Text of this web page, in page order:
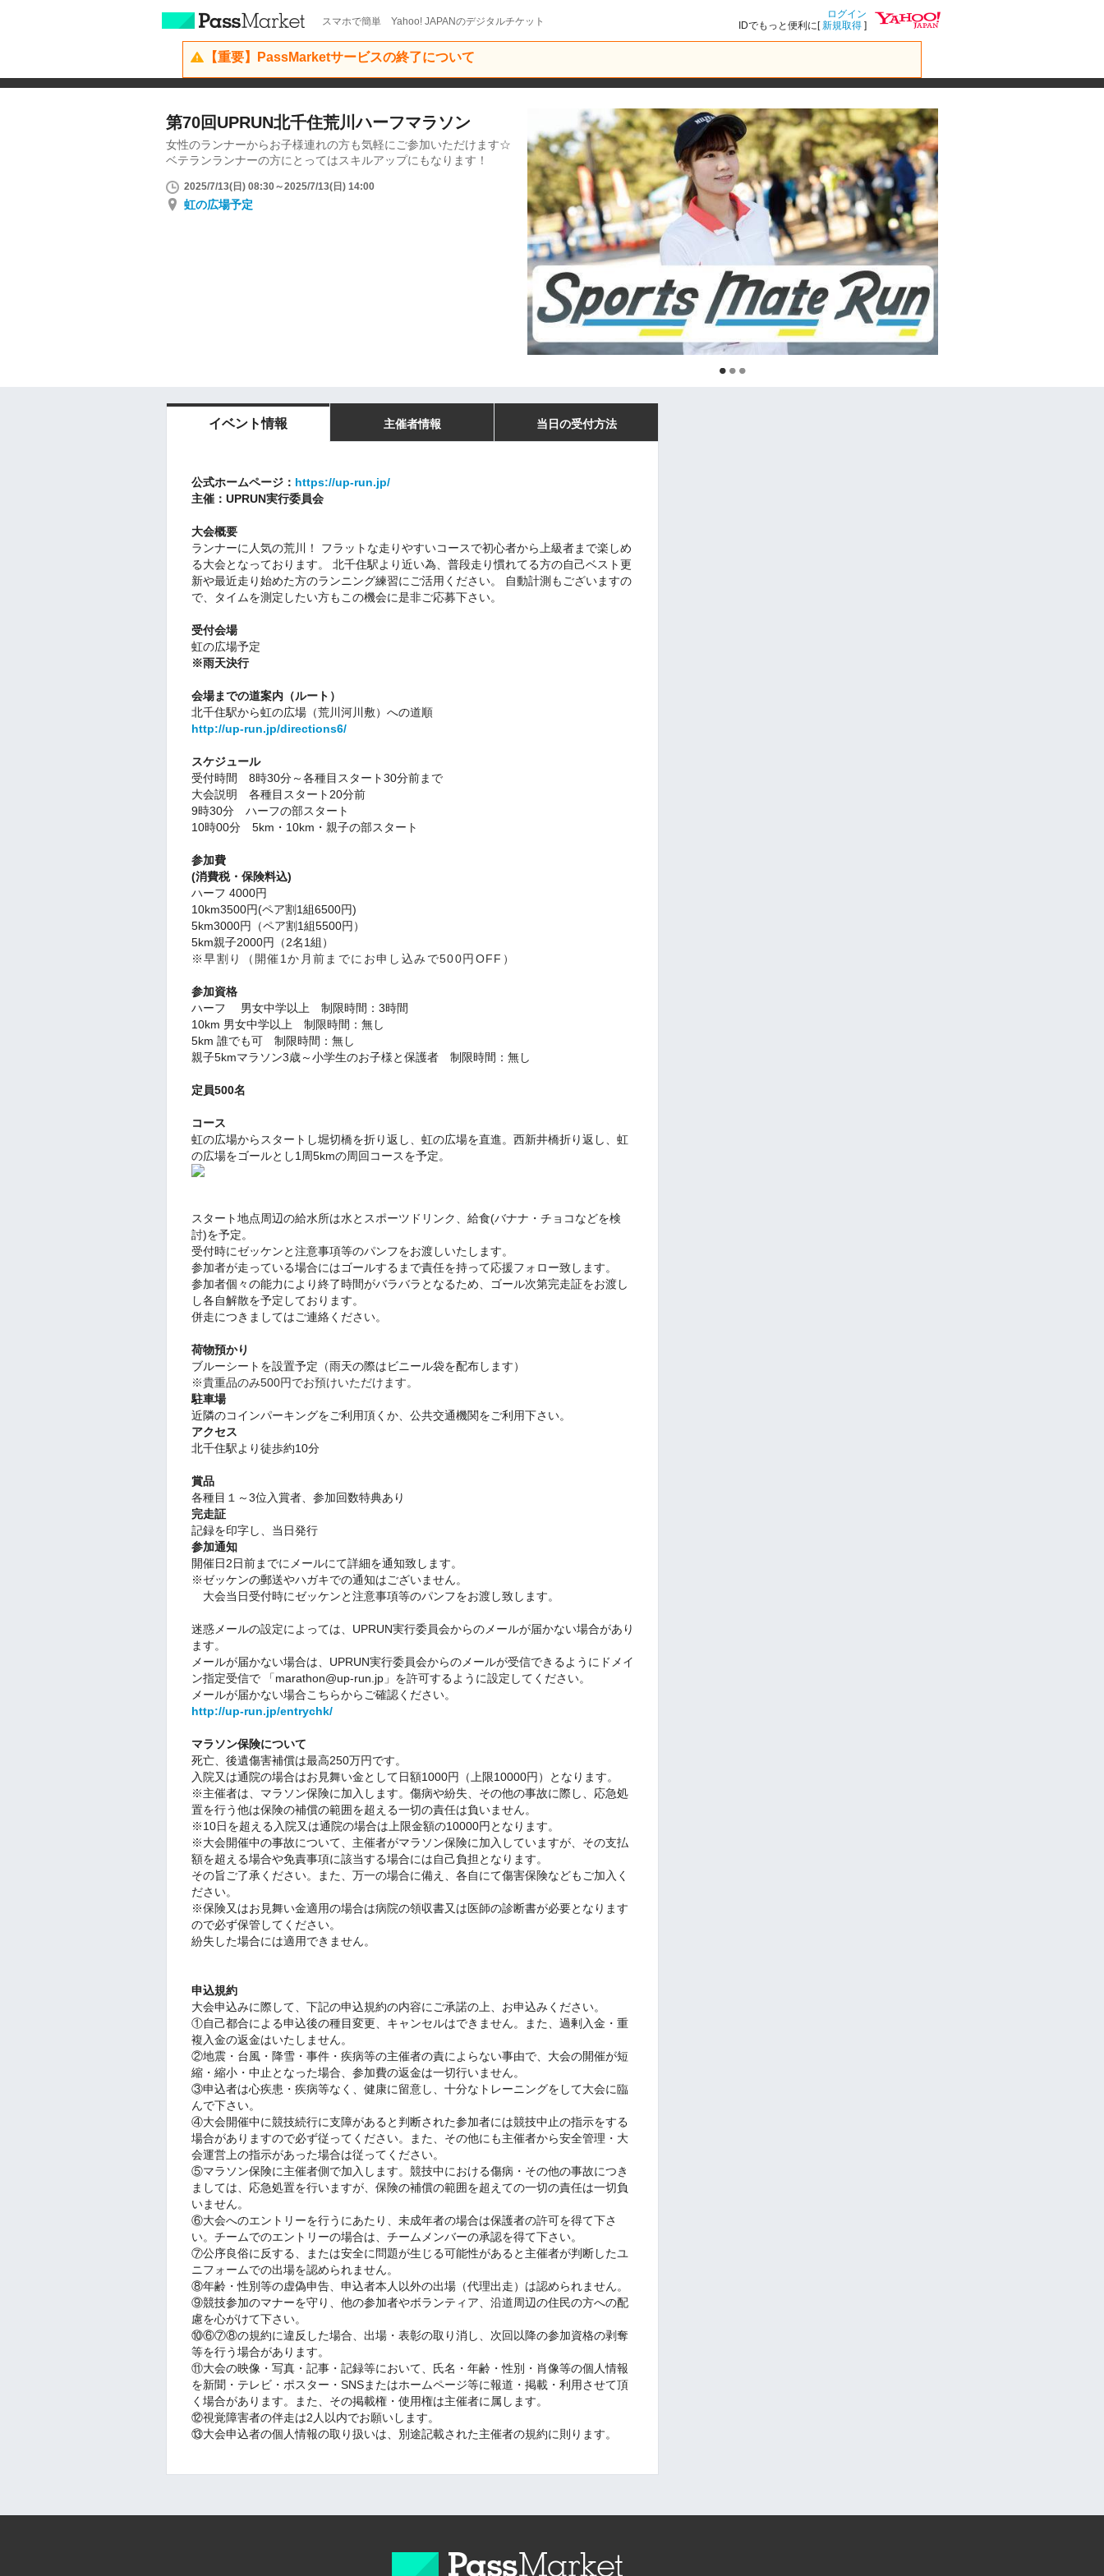
スマホで簡単 Yahoo! JAPANのデジタルチケット
ログイン
IDでもっと便利に[新規取得 ]
【重要】PassMarketサービスの終了について
第70回UPRUN北千住荒川ハーフマラソン
女性のランナーからお子様連れの方も気軽にご参加いただけます☆
ベテランランナーの方にとってはスキルアップにもなります！
2025/7/13(日) 08:30～2025/7/13(日) 14:00
虹の広場予定
イベント情報 主催者情報 当日の受付方法
公式ホームページ： https://up-run.jp/
主催：UPRUN実行委員会
大会概要
ランナーに人気の荒川！ フラットな走りやすいコースで初心者から上級者まで楽しめ
る大会となっております。 北千住駅より近い為、普段走り慣れてる方の自己ベスト更
新や最近走り始めた方のランニング練習にご活用ください。 自動計測もございますの
で、タイムを測定したい方もこの機会に是非ご応募下さい。
受付会場
虹の広場予定
※雨天決行
会場までの道案内（ルート）
北千住駅から虹の広場（荒川河川敷）への道順
http://up-run.jp/directions6/
スケジュール
受付時間 8時30分～各種目スタート30分前まで
大会説明 各種目スタート20分前
9時30分 ハーフの部スタート
10時00分 5km・10km・親子の部スタート
参加費
(消費税・保険料込)
ハーフ 4000円
10km3500円(ペア割1組6500円)
5km3000円（ペア割1組5500円）
5km親子2000円（2名1組）
※早割り（開催1か月前までにお申し込みで500円OFF）
参加資格
ハーフ 男女中学以上 制限時間：3時間
10km 男女中学以上 制限時間：無し
5km 誰でも可 制限時間：無し
親子5kmマラソン3歳～小学生のお子様と保護者 制限時間：無し
定員500名
コース
虹の広場からスタートし堀切橋を折り返し、虹の広場を直進。西新井橋折り返し、虹
の広場をゴールとし1周5kmの周回コースを予定。
スタート地点周辺の給水所は水とスポーツドリンク、給食(バナナ・チョコなどを検
討)を予定。
受付時にゼッケンと注意事項等のパンフをお渡しいたします。
参加者が走っている場合にはゴールするまで責任を持って応援フォロー致します。
参加者個々の能力により終了時間がバラバラとなるため、ゴール次第完走証をお渡し
し各自解散を予定しております。
併走につきましてはご連絡ください。
荷物預かり
ブルーシートを設置予定（雨天の際はビニール袋を配布します）
※貴重品のみ500円でお預けいただけます。
駐車場
近隣のコインパーキングをご利用頂くか、公共交通機関をご利用下さい。
アクセス
北千住駅より徒歩約10分
賞品
各種目１～3位入賞者、 参加回数特典あり
完走証
記録を印字し、当日発行
参加通知
開催日2日前までにメールにて詳細を通知致します。
※ゼッケンの郵送やハガキでの通知はございません。
大会当日受付時にゼッケンと注意事項等のパンフをお渡し致します。
迷惑メールの設定によっては、UPRUN実行委員会からのメールが届かない場合があり
ます。
メールが届かない場合は、UPRUN実行委員会からのメールが受信できるようにドメイ
ン指定受信で 「marathon@up-run.jp」を許可するように設定してください。
メールが届かない場合こちらからご確認ください。
http://up-run.jp/entrychk/
マラソン保険について
死亡、後遺傷害補償は最高250万円です。
入院又は通院の場合はお見舞い金として日額1000円（上限10000円）となります。
※主催者は、マラソン保険に加入します。傷病や紛失、その他の事故に際し、応急処
置を行う他は保険の補償の範囲を超える一切の責任は負いません。
※10日を超える入院又は通院の場合は上限金額の10000円となります。
※大会開催中の事故について、主催者がマラソン保険に加入していますが、その支払
額を超える場合や免責事項に該当する場合には自己負担となります。
その旨ご了承ください。また、万一の場合に備え、各自にて傷害保険などもご加入く
ださい。
※保険又はお見舞い金適用の場合は病院の領収書又は医師の診断書が必要となります
ので必ず保管してください。
紛失した場合には適用できません。
申込規約
大会申込みに際して、下記の申込規約の内容にご承諾の上、お申込みください。
①自己都合による申込後の種目変更、キャンセルはできません。また、過剰入金・重
複入金の返金はいたしません。
②地震・台風・降雪・事件・疾病等の主催者の責によらない事由で、大会の開催が短
縮・縮小・中止となった場合、参加費の返金は一切行いません。
③申込者は心疾患・疾病等なく、健康に留意し、十分なトレーニングをして大会に臨
んで下さい。
④大会開催中に競技続行に支障があると判断された参加者には競技中止の指示をする
場合がありますので必ず従ってください。また、その他にも主催者から安全管理・大
会運営上の指示があった場合は従ってください。
⑤マラソン保険に主催者側で加入します。競技中における傷病・その他の事故につき
ましては、応急処置を行いますが、保険の補償の範囲を超えての一切の責任は一切負
いません。
⑥大会へのエントリーを行うにあたり、未成年者の場合は保護者の許可を得て下さ
い。チームでのエントリーの場合は、チームメンバーの承認を得て下さい。
⑦公序良俗に反する、または安全に問題が生じる可能性があると主催者が判断したユ
ニフォームでの出場を認められません。
⑧年齢・性別等の虚偽申告、申込者本人以外の出場（代理出走）は認められません。
⑨競技参加のマナーを守り、他の参加者やボランティア、沿道周辺の住民の方への配
慮を心がけて下さい。
⑩⑥⑦⑧の規約に違反した場合、出場・表彰の取り消し、次回以降の参加資格の剥奪
等を行う場合があります。
⑪大会の映像・写真・記事・記録等において、氏名・年齢・性別・肖像等の個人情報
を新聞・テレビ・ポスター・SNSまたはホームページ等に報道・掲載・利用させて頂
く場合があります。また、その掲載権・使用権は主催者に属します。
⑫視覚障害者の伴走は2人以内でお願いします。
⑬大会申込者の個人情報の取り扱いは、別途記載された主催者の規約に則ります。